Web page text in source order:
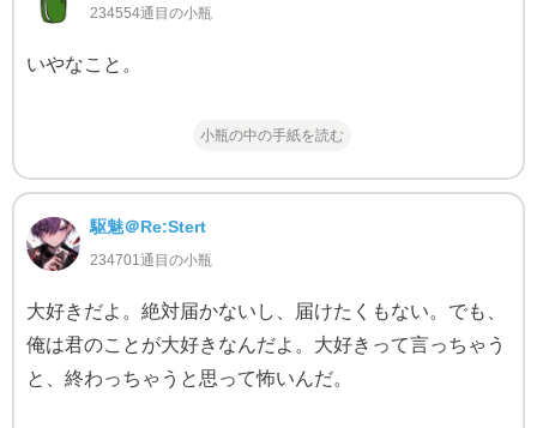
234554通目の小瓶
いやなこと。
小瓶の中の手紙を読む
駆魅＠Re:Stert
234701通目の小瓶
大好きだよ。絶対届かないし、届けたくもない。でも、
俺は君のことが大好きなんだよ。大好きって言っちゃう
と、終わっちゃうと思って怖いんだ。